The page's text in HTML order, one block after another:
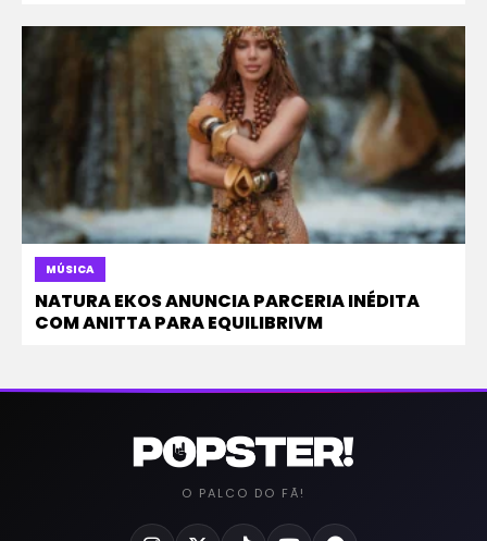
MÚSICA
NATURA EKOS ANUNCIA PARCERIA INÉDITA
COM ANITTA PARA EQUILIBRIVM
O PALCO DO FÃ!